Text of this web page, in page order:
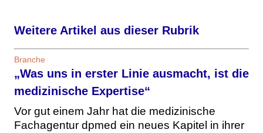
Weitere Artikel aus dieser Rubrik
Branche
„Was uns in erster Linie ausmacht, ist die
medizinische Expertise“
Vor gut einem Jahr hat die medizinische
Fachagentur dpmed ein neues Kapitel in ihrer